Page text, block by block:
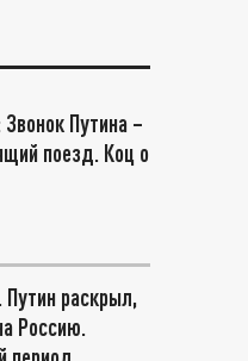
Путина –
поезд. Коц о
Путин раскрыл,
Россию.